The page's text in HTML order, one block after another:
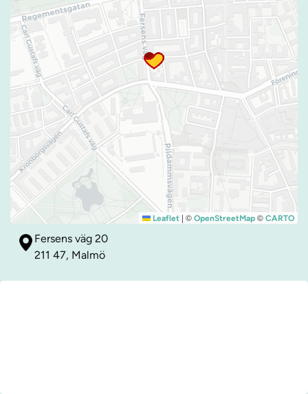
Leaflet | © OpenStreetMap © CARTO
Fersens väg 20
211 47, Malmö